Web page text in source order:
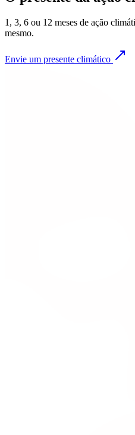
1, 3, 6 ou 12 meses de ação
mesmo.
Envie um presente climático